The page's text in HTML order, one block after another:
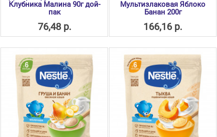
Клубника Малина 90г дой-
пак
76,48 р.
Мультизлаковая Яблоко
Банан 200г
166,16 р.